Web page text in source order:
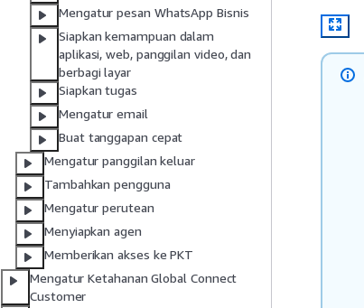
Mengatur pesan WhatsApp Bisnis
Siapkan kemampuan dalam
aplikasi, web, panggilan video, dan
berbagi layar
Siapkan tugas
Mengatur email
Buat tanggapan cepat
Mengatur panggilan keluar
Tambahkan pengguna
Mengatur perutean
Menyiapkan agen
Memberikan akses ke PKT
Mengatur Ketahanan Global Connect
Customer